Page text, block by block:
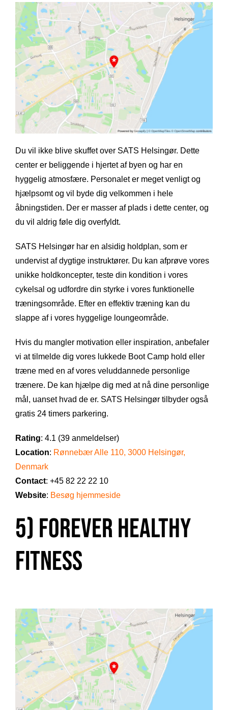
Du vil ikke blive skuffet over SATS Helsingør. Dette
center er beliggende i hjertet af byen og har en
hyggelig atmosfære. Personalet er meget venligt og
hjælpsomt og vil byde dig velkommen i hele
åbningstiden. Der er masser af plads i dette center, og
du vil aldrig føle dig overfyldt.
SATS Helsingør har en alsidig holdplan, som er
undervist af dygtige instruktører. Du kan afprøve vores
unikke holdkoncepter, teste din kondition i vores
cykelsal og udfordre din styrke i vores funktionelle
træningsområde. Efter en effektiv træning kan du
slappe af i vores hyggelige loungeområde.
Hvis du mangler motivation eller inspiration, anbefaler
vi at tilmelde dig vores lukkede Boot Camp hold eller
træne med en af vores veluddannede personlige
trænere. De kan hjælpe dig med at nå dine personlige
mål, uanset hvad de er. SATS Helsingør tilbyder også
gratis 24 timers parkering.
Rating: 4.1 (39 anmeldelser)
Location: Rønnebær Alle 110, 3000 Helsingør,
Denmark
Contact: +45 82 22 22 10
Website: Besøg hjemmeside
5) Forever Healthy
Fitness